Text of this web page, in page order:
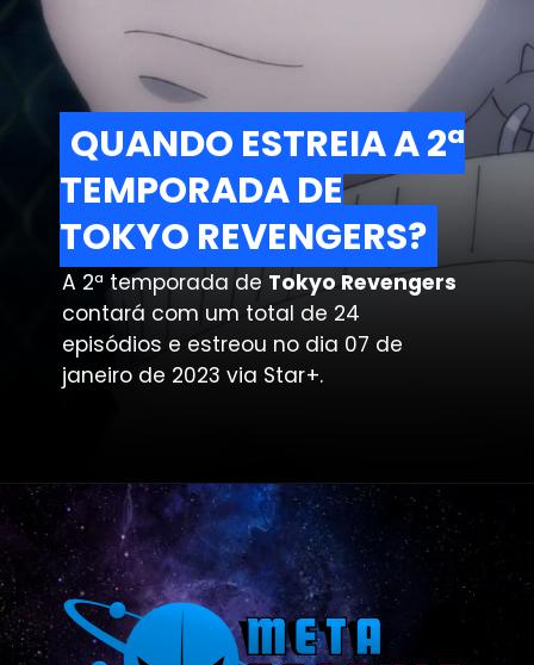
QUANDO ESTREIA A 2ª
TEMPORADA DE
TOKYO REVENGERS?
QUANDO ESTREIA A 2ª
TEMPORADA DE
TOKYO REVENGERS?
A 2ª temporada de Tokyo Revengers
contará com um total de 24
episódios e estreou no dia 07 de
janeiro de 2023 via Star+.